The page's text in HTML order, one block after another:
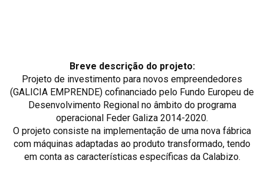
Breve descrição do projeto:
Projeto de investimento para novos empreendedores
(GALICIA EMPRENDE) cofinanciado pelo Fundo Europeu de
Desenvolvimento Regional no âmbito do programa
operacional Feder Galiza 2014-2020.
O projeto consiste na implementação de uma nova fábrica
com máquinas adaptadas ao produto transformado, tendo
em conta as características específicas da Calabizo.